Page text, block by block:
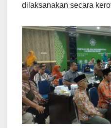
dilaksanakan secara